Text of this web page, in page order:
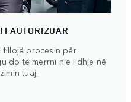
I AUTORIZUAR
fillojë procesin për
do të merrni një lidhje në
tuaj.